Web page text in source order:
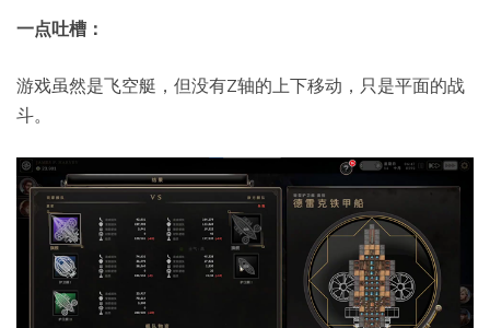
一点吐槽：
游戏虽然是飞空艇，但没有Z轴的上下移动，只是平面的战
斗。